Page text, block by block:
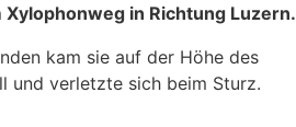
in Richtung Luzern.
kam sie auf der Höhe des
und verletzte sich beim Sturz.